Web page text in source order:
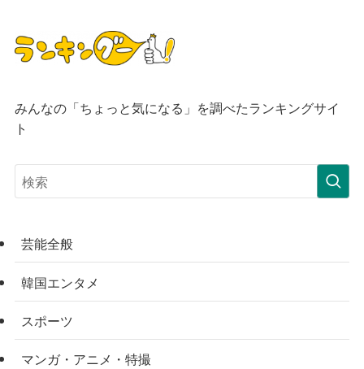
みんなの「ちょっと気になる」を調べたランキングサイ
ト
芸能全般
韓国エンタメ
スポーツ
マンガ・アニメ・特撮